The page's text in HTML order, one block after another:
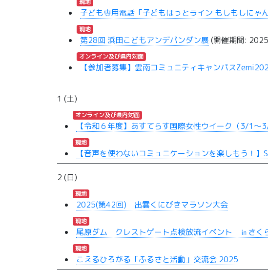
現地
子ども専用電話「子どもほっとライン もしもしにゃ
現地
第28回 浜田こどもアンデパンダン展 (開催期間:
オンライン及び県内対面
【参加者募集】雲南コミュニティキャンパス
1 (土)
オンライン及び県内対面
【令和６年度】あすてらす国際女性ウイーク（3/1～
現地
【音声を使わないコミュニケーションを楽しもう！
2 (日)
現地
2025(第42回) 出雲くにびきマラソン大会
現地
尾原ダム クレストゲート点検放流イベント ㏌さく
現地
こえるひろがる「ふるさと活動」交流会 2025